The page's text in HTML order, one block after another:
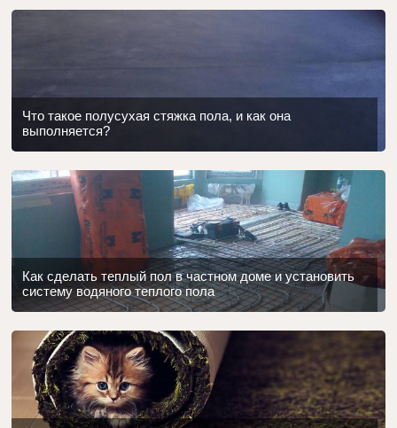
Что такое полусухая стяжка пола, и как она
выполняется?
Как сделать теплый пол в частном доме и установить
систему водяного теплого пола